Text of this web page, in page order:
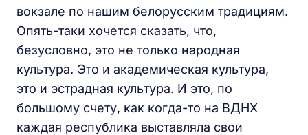
вокзале по нашим белорусским традициям.
Опять-таки хочется сказать, что,
безусловно, это не только народная
культура. Это и академическая культура,
это и эстрадная культура. И это, по
большому счету, как когда-то на ВДНХ
каждая республика выставляла свои